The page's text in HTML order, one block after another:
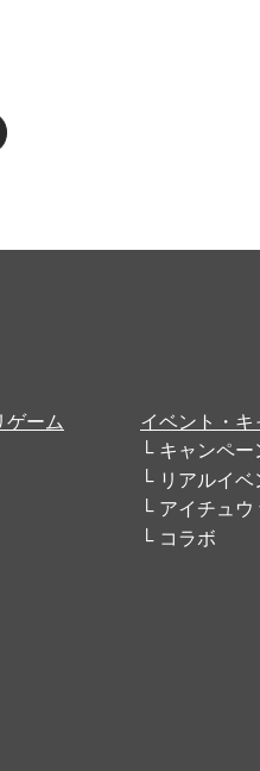
ゲーム
イベント・キ
キャンペー
リアルイベ
アイチュウ
コラボ